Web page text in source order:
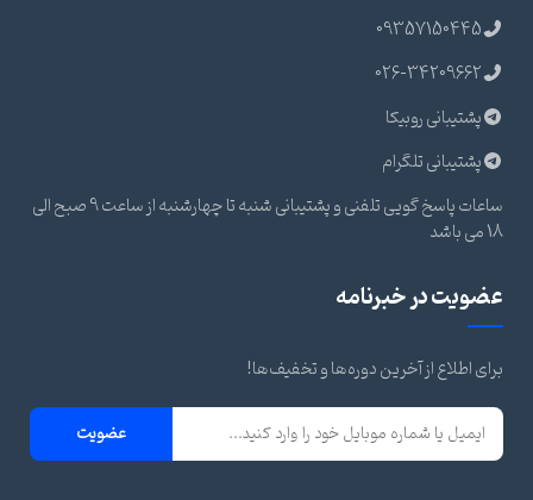
09357150445
026-34209662
پشتیبانی روبیکا
پشتیبانی تلگرام
ساعات پاسخ گویی تلفنی و پشتیبانی شنبه تا چهارشنبه از ساعت 9 صبح الی
18 می باشد
عضویت در خبرنامه
برای اطلاع از آخرین دوره‌ها و تخفیف‌ها!
عضویت